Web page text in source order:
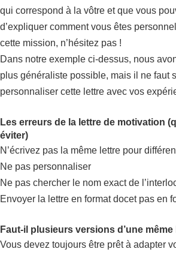
qui correspond à la vôtre et que vous
d’expliquer comment vous êtes
cette mission, n’hésitez pas !
Dans notre exemple ci-dessus, nous
plus généraliste possible, mais il ne faut
personnaliser cette lettre avec vos
Les erreurs de la lettre de motivation
éviter)
N’écrivez pas la même lettre pour
Ne pas personnaliser
Ne pas chercher le nom exact de
Envoyer la lettre en format docet pas en
Faut-il plusieurs versions d’une même
Vous devez toujours être prêt à adapter